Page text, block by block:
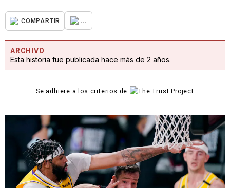
COMPARTIR ...
ARCHIVO
Esta historia fue publicada hace más de 2 años.
Se adhiere a los criterios de